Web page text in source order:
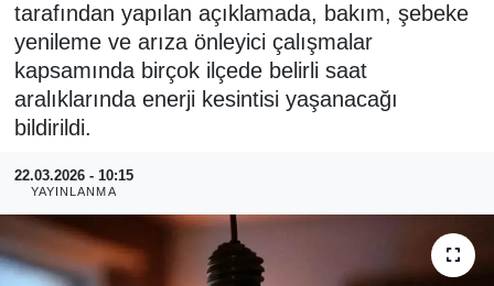
tarafından yapılan açıklamada, bakım, şebeke
yenileme ve arıza önleyici çalışmalar
kapsamında birçok ilçede belirli saat
aralıklarında enerji kesintisi yaşanacağı
bildirildi.
22.03.2026 - 10:15
YAYINLANMA
SPOR
ASAYİŞ
RESMİ REKLAM
Son Dakika Haberleri
Haber Arşivi